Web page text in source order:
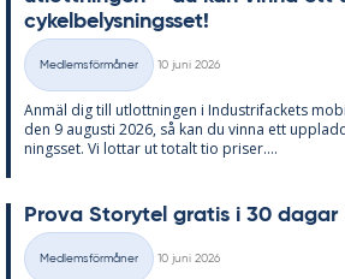
cy­kel­be­lys­nings­set!
Kategorier
Medlemsförmåner
10 juni 2026
An­mäl dig till ut­lott­ning­en i In­du­stri­fac­kets
den 9 au­gusti 2026, så kan du vin­na ett
nings­set. Vi lot­tar ut to­talt tio pri­ser....
Prova Sto­ry­tel gra­tis i 30 da­gar
Kategorier
Medlemsförmåner
10 juni 2026